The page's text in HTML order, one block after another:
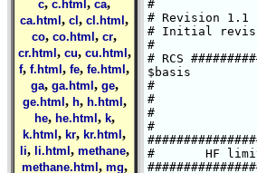
c, c.html , ca,
ca.html , cl , cl.html ,
co, co.html , cr,
cr.html , cu, cu.html ,
f, f.html , fe, fe.html ,
ga, ga.html , ge,
ge.html , h, h.html ,
he, he.html , k,
k.html , kr, kr.html ,
li, li.html , methane,
methane.html , mg,